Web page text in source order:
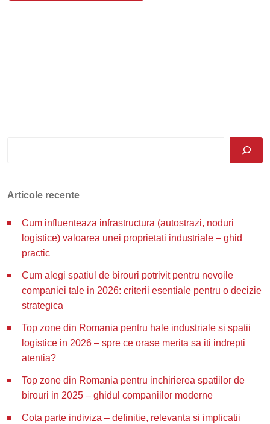
Articole recente
Cum influenteaza infrastructura (autostrazi, noduri
logistice) valoarea unei proprietati industriale – ghid
practic
Cum alegi spatiul de birouri potrivit pentru nevoile
companiei tale in 2026: criterii esentiale pentru o decizie
strategica
Top zone din Romania pentru hale industriale si spatii
logistice in 2026 – spre ce orase merita sa iti indrepti
atentia?
Top zone din Romania pentru inchirierea spatiilor de
birouri in 2025 – ghidul companiilor moderne
Cota parte indiviza – definitie, relevanta si implicatii